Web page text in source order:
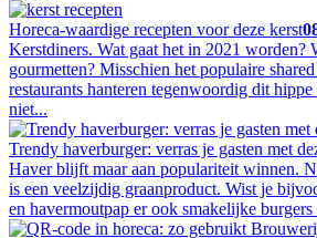
Horeca-waardige recepten voor deze kerst
Kerstdiners. Wat gaat het in 2021 worden?
gourmetten? Misschien het populaire
restaurants hanteren tegenwoordig dit
niet...
Trendy haverburger: verras je gasten met
Haver blijft maar aan populariteit winnen.
is een veelzijdig graanproduct. Wist je
en havermoutpap er ook smakelijke